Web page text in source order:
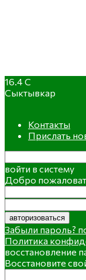
16.4C
Сыктывкар
Контакты
Прислать
войти в систему
Добро
Забыли пароль?
Политика
восстановление
Восстановите